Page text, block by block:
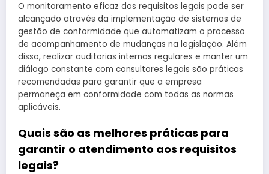
O monitoramento eficaz dos requisitos legais pode ser
alcançado através da implementação de sistemas de
gestão de conformidade que automatizam o processo
de acompanhamento de mudanças na legislação. Além
disso, realizar auditorias internas regulares e manter um
diálogo constante com consultores legais são práticas
recomendadas para garantir que a empresa
permaneça em conformidade com todas as normas
aplicáveis.
Quais são as melhores práticas para
garantir o atendimento aos requisitos
legais?